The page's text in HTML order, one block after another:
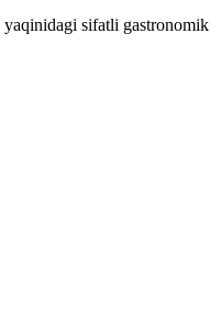
sifatli gastronomik